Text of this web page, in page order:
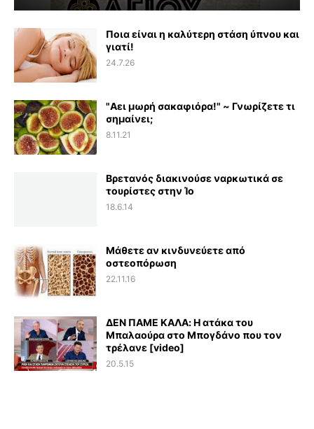
Ποια είναι η καλύτερη στάση ύπνου και
γιατί!
24.7.26
"Αει μωρή σακαφιόρα!" ~ Γνωρίζετε τι
σημαίνει;
8.11.21
Βρετανός διακινούσε ναρκωτικά σε
τουρίστες στην Ίο
18.6.14
Μάθετε αν κινδυνεύετε από
οστεοπόρωση
22.11.16
ΔΕΝ ΠΑΜΕ ΚΑΛΑ: Η ατάκα του
Μπαλαούρα στο Μπογδάνο που τον
τρέλανε [video]
20.5.15